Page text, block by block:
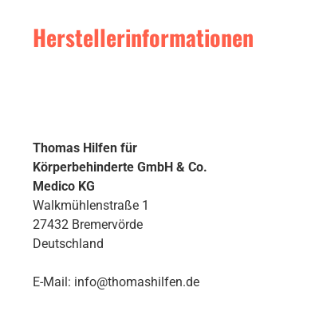
wichtigen Informationen findest du in der jeweiligen Artikelbeschreibung. Kissen für
(THOMASHILFEN Commander/Major)
Herstellerinformationen
Thomas Hilfen für
Körperbehinderte GmbH & Co.
Medico KG
Walkmühlenstraße 1
27432 Bremervörde
Deutschland
E-Mail: info@thomashilfen.de